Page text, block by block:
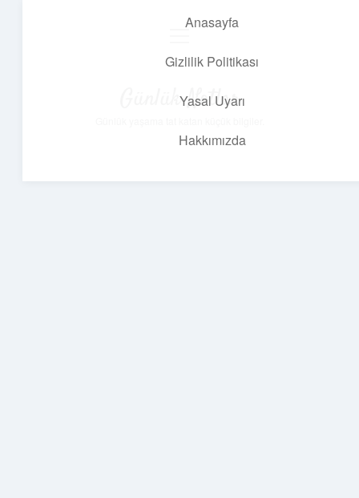
Anasayfa
Gizlilik Politikası
Yasal Uyarı
Hakkımızda
Günlük Notlar